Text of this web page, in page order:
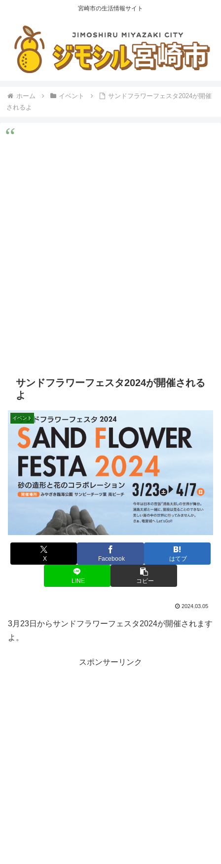
宮崎市の生活情報サイト
ホーム イベント
サンドフラワーフェスタ2024が開催
されるよ
サンドフラワーフェスタ2024が開催される
よ
イベント
X Facebook はてブ
LINE コピー
2024.03.05
3月23日からサンドフラワーフェスタ2024が開催されます
よ。
スポンサーリンク